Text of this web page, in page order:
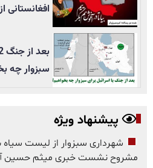
افغانستانی
سبزوار چه
پیشنهاد ویژه
شهرداری سبزوار از لیست
مشروح نشست خبری میثم حسین